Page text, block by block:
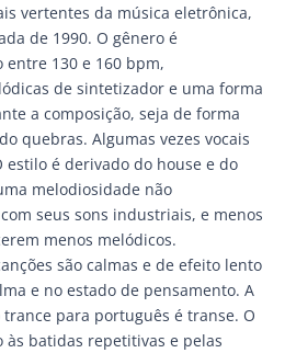
vertentes da música eletrônica,
de 1990. O gênero é
130 e 160 bpm,
de sintetizador e uma forma
a composição, seja de forma
quebras. Algumas vezes vocais
é derivado do house e do
melodiosidade não
seus sons industriais, e menos
menos melódicos.
são calmas e de efeito lento
e no estado de pensamento. A
para português é transe. O
batidas repetitivas e pelas